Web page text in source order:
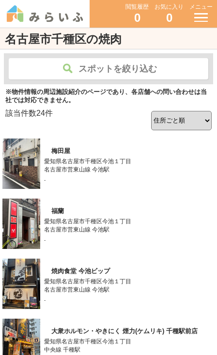
閲覧履歴
0
お気に入り
0
メニュー
名古屋市千種区の焼肉
スポットを絞り込む
※物件情報の周辺施設紹介のページであり、各店舗への問い合わせは当
社では対応できません。
該当件数24件
梅田屋
愛知県名古屋市千種区今池１丁目
名古屋市営東山線 今池駅
-
福蘭
愛知県名古屋市千種区今池１丁目
名古屋市営東山線 今池駅
-
焼肉食堂 今池ビップ
愛知県名古屋市千種区今池１丁目
名古屋市営東山線 今池駅
-
大衆ホルモン・やきにく 煙力(ケムリキ) 千種駅前店
愛知県名古屋市千種区今池１丁目
中央線 千種駅